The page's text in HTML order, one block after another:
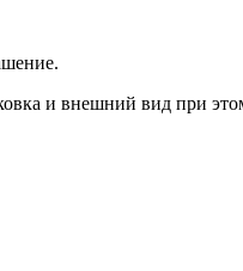
и внешний вид при